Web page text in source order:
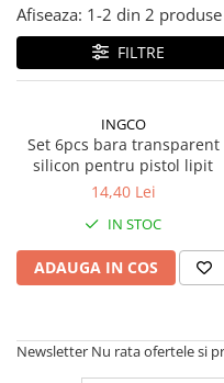
DAF CF 85
DAF XF 105
Daf XF 95
Ford
TGA
TGL
TGX
Afiseaza: 1-2 din 2 produse
FILTRE
INGCO
Set 6pcs bara transparent
silicon pentru pistol lipit
14,40 Lei
IN STOC
ADAUGA IN COS
Newsletter Nu rata ofertele si